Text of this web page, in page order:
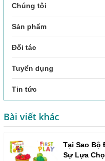
Chúng tôi
Sản phẩm
Đối tác
Tuyển dụng
Tin tức
Bài viết khác
Tại Sao Bộ
Sự Lựa